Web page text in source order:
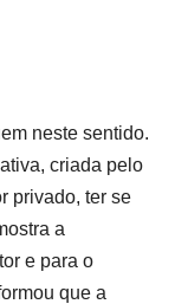
neste sentido.
criada pelo
privado, ter se
a
e para o
que a